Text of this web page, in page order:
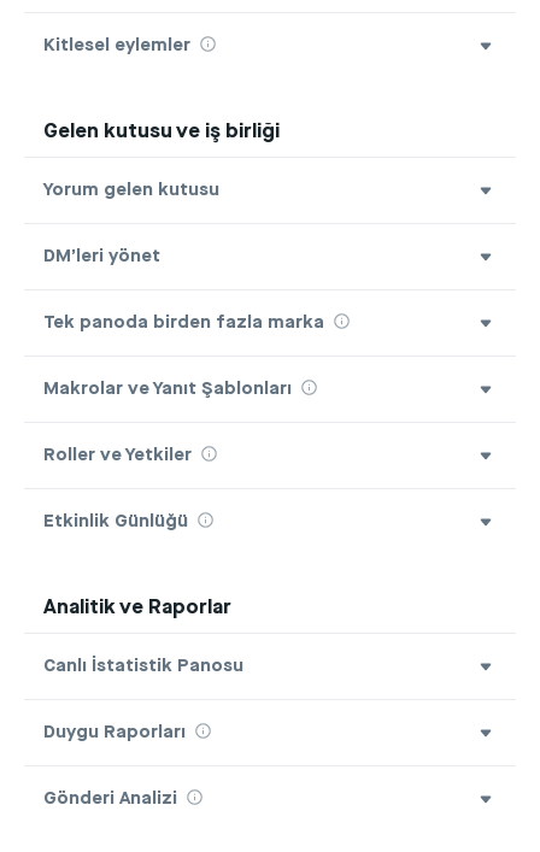
Kitlesel eylemler
Gelen kutusu ve iş birliği
Yorum gelen kutusu
DM’leri yönet
Tek panoda birden fazla marka
Makrolar ve Yanıt Şablonları
Roller ve Yetkiler
Etkinlik Günlüğü
Analitik ve Raporlar
Canlı İstatistik Panosu
Duygu Raporları
Gönderi Analizi